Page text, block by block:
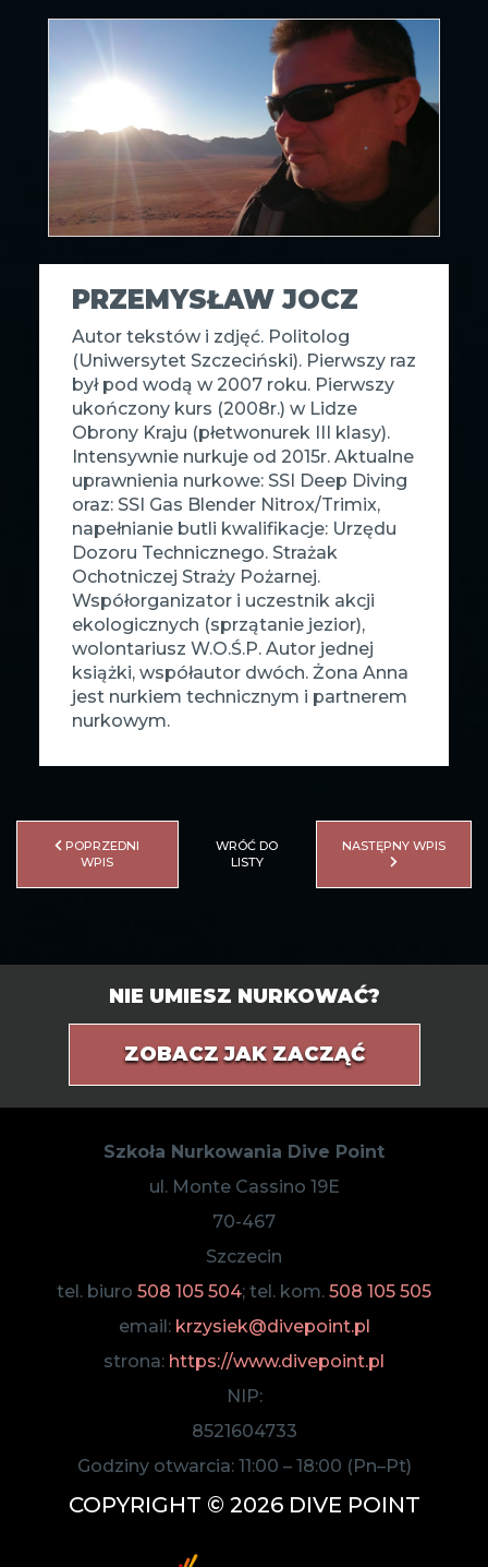
PRZEMYSŁAW JOCZ
Autor tekstów i zdjęć. Politolog
(Uniwersytet Szczeciński). Pierwszy raz
był pod wodą w 2007 roku. Pierwszy
ukończony kurs (2008r.) w Lidze
Obrony Kraju (płetwonurek III klasy).
Intensywnie nurkuje od 2015r. Aktualne
uprawnienia nurkowe: SSI Deep Diving
oraz: SSI Gas Blender Nitrox/Trimix,
napełnianie butli kwalifikacje: Urzędu
Dozoru Technicznego. Strażak
Ochotniczej Straży Pożarnej.
Współorganizator i uczestnik akcji
ekologicznych (sprzątanie jezior),
wolontariusz W.O.Ś.P. Autor jednej
książki, współautor dwóch. Żona Anna
jest nurkiem technicznym i partnerem
nurkowym.
POPRZEDNI
WPIS
WRÓĆ DO
LISTY
NASTĘPNY WPIS
NIE UMIESZ NURKOWAĆ?
ZOBACZ JAK ZACZĄĆ
Szkoła Nurkowania Dive Point
ul. Monte Cassino 19E
70-467
Szczecin
tel. biuro 508 105 504; tel. kom. 508 105 505
email: krzysiek@divepoint.pl
strona: https://www.divepoint.pl
NIP:
8521604733
Godziny otwarcia: 11:00 – 18:00 (Pn–Pt)
COPYRIGHT © 2026 DIVE POINT